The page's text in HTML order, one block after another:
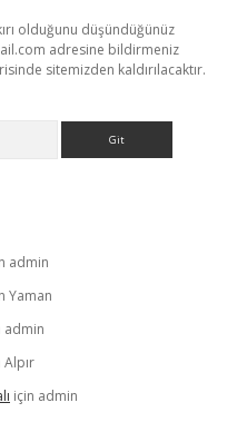
olduğunu düşündüğünüz
adresine bildirmeniz
sitemizden kaldırılacaktır.
admin
Yaman
admin
Alpır
için admin